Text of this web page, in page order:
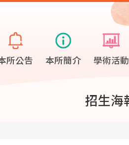
所公告 本所簡介 學術活動
招生海